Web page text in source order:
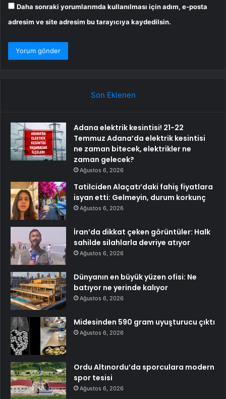
Daha sonraki yorumlarımda kullanılması için adım, e-posta
adresim ve site adresim bu tarayıcıya kaydedilsin.
Son Eklenen
Adana elektrik kesintisi! 21-22
Temmuz Adana’da elektrik kesintisi
ne zaman bitecek, elektrikler ne
zaman gelecek?
Ağustos 6, 2026
Tatilciden Alaçatı’daki fahiş fiyatlara
isyan etti: Gelmeyin, durum korkunç
Ağustos 6, 2026
İran’da dikkat çeken görüntüler: Halk
sahilde silahlarla devriye atıyor
Ağustos 6, 2026
Dünyanın en büyük yüzen ofisi: Ne
batıyor ne yerinde kalıyor
Ağustos 6, 2026
Midesinden 590 gram uyuşturucu çıktı
Ağustos 6, 2026
Ordu Altınordu’da sporculara modern
spor tesisi
Ağustos 6, 2026